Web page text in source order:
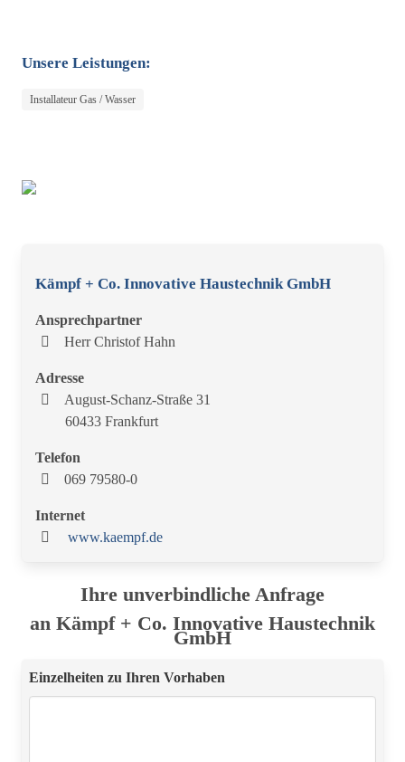
Unsere Leistungen:
Installateur Gas / Wasser
Kämpf + Co. Innovative Haustechnik GmbH
Ansprechpartner
Herr Christof Hahn
Adresse
August-Schanz-Straße 31
60433 Frankfurt
Telefon
069 79580-0
Internet
www.kaempf.de
Ihre unverbindliche Anfrage
an Kämpf + Co. Innovative Haustechnik
GmbH
Einzelheiten zu Ihren Vorhaben